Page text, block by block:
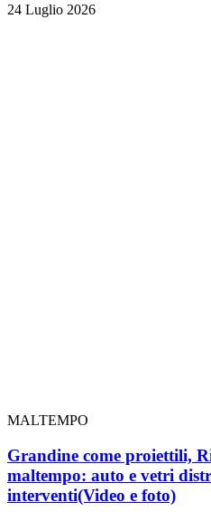
24 Luglio 2026
MALTEMPO
Grandine come proiettili,
maltempo: auto e vetri
interventi(Video e foto)